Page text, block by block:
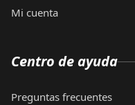
Mi cuenta
Centro de ayuda
Preguntas frecuentes